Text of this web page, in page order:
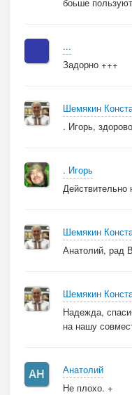
...
Задорно +++
Шемякин
. Игорь,
. Игорь
Действительно
Шемякин
Анатолий, рад
Шемякин
Надежда,
на нашу
Анатолий
Не плохо. +